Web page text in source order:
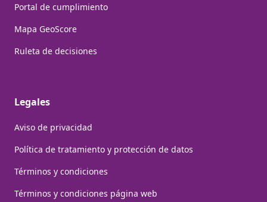
Portal de cumplimiento
Mapa GeoScore
Ruleta de decisiones
Legales
Aviso de privacidad
Política de tratamiento y protección de datos
Términos y condiciones
Términos y condiciones página web